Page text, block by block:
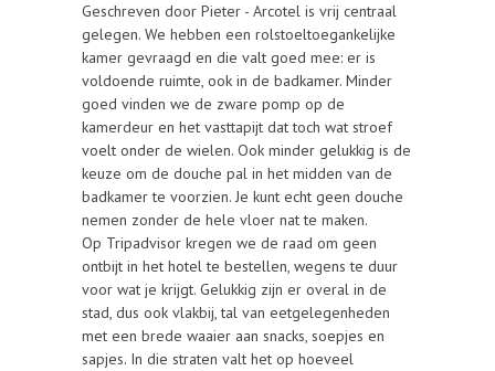
Geschreven door Pieter - Arcotel is vrij centraal
gelegen. We hebben een rolstoeltoegankelijke
kamer gevraagd en die valt goed mee: er is
voldoende ruimte, ook in de badkamer. Minder
goed vinden we de zware pomp op de
kamerdeur en het vasttapijt dat toch wat stroef
voelt onder de wielen. Ook minder gelukkig is de
keuze om de douche pal in het midden van de
badkamer te voorzien. Je kunt echt geen douche
nemen zonder de hele vloer nat te maken.
Op Tripadvisor kregen we de raad om geen
ontbijt in het hotel te bestellen, wegens te duur
voor wat je krijgt. Gelukkig zijn er overal in de
stad, dus ook vlakbij, tal van eetgelegenheden
met een brede waaier aan snacks, soepjes en
sapjes. In die straten valt het op hoeveel